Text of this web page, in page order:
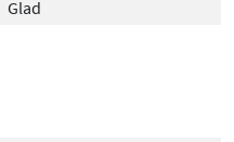
Glad